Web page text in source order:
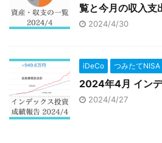
覧と今月の収入支
2024/4/30
iDeCo つみたてNISA
2024年4月 イン
2024/4/27